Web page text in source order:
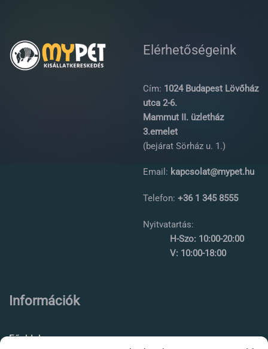
Elérhetőségeink
Cím: 1024 Budapest Lövőház
utca 2-6.
Mammut II. üzletház
3.emelet
(bejárat Sörház u. 1.)
Email: kapcsolat@mypet.hu
Telefon: +36 1 345 8555
Nyitvatartás:
H-Szo: 10:00-20:00
V: 10:00-18:00
Információk
Főoldal